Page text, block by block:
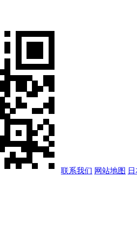
联系我们 网站地图